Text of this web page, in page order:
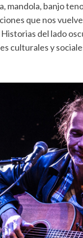
mandola, banjo
que nos
del lado
culturales y